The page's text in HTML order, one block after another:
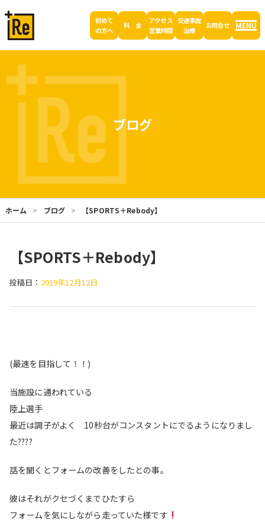
初めて
の方へ
料 金
アクセス
営業時間
交通事故
治療
お問合せ MENU
ブログ
ホーム ブログ 【SPORTS＋Rebody】
【SPORTS＋Rebody】
投稿日： 2019年12月12日
(最速を目指して！！)
当施設に通われている
陸上選手
最近は調子がよく 10秒台がコンスタントにでるようになりまし
た????
話を聞くとフォームの改善をしたとの事。
彼はそれがクセづくまでひたすら
フォームを気にしながら走っていた様です